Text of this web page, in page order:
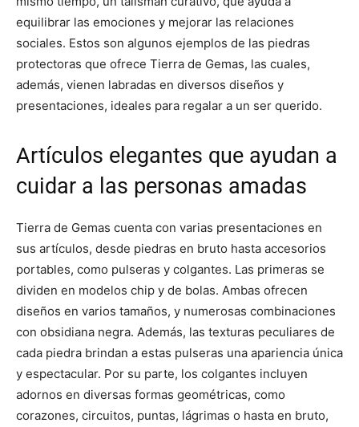
equilibrar las emociones y mejorar las relaciones
sociales. Estos son algunos ejemplos de las piedras
protectoras que ofrece Tierra de Gemas, las cuales,
además, vienen labradas en diversos diseños y
presentaciones, ideales para regalar a un ser querido.
Artículos elegantes que ayudan a
cuidar a las personas amadas
Tierra de Gemas cuenta con varias presentaciones en
sus artículos, desde piedras en bruto hasta accesorios
portables, como pulseras y colgantes. Las primeras se
dividen en modelos chip y de bolas. Ambas ofrecen
diseños en varios tamaños, y numerosas combinaciones
con obsidiana negra. Además, las texturas peculiares de
cada piedra brindan a estas pulseras una apariencia única
y espectacular. Por su parte, los colgantes incluyen
adornos en diversas formas geométricas, como
corazones, circuitos, puntas, lágrimas o hasta en bruto,